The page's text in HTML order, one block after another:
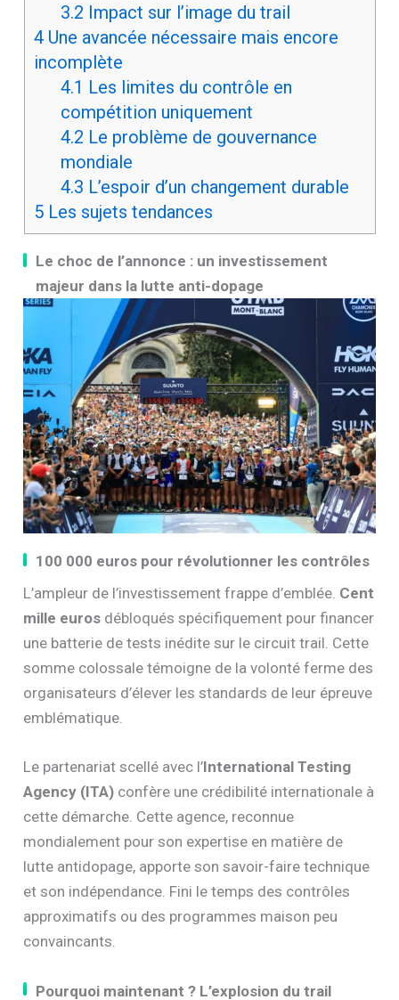
3.2 Impact sur l’image du trail
4Une avancée nécessaire mais encore
incomplète
4.1 Les limites du contrôle en
compétition uniquement
4.2 Le problème de gouvernance
mondiale
4.3 L’espoir d’un changement durable
5Les sujets tendances
Le choc de l’annonce : un investissement
majeur dans la lutte anti-dopage
100 000 euros pour révolutionner les contrôles
L’ampleur de l’investissement frappe d’emblée. Cent
mille euros débloqués spécifiquement pour financer
une batterie de tests inédite sur le circuit trail. Cette
somme colossale témoigne de la volonté ferme des
organisateurs d’élever les standards de leur épreuve
emblématique.
Le partenariat scellé avec l’International Testing
Agency (ITA) confère une crédibilité internationale à
cette démarche. Cette agence, reconnue
mondialement pour son expertise en matière de
lutte antidopage, apporte son savoir-faire technique
et son indépendance. Fini le temps des contrôles
approximatifs ou des programmes maison peu
convaincants.
Pourquoi maintenant ? L’explosion du trail